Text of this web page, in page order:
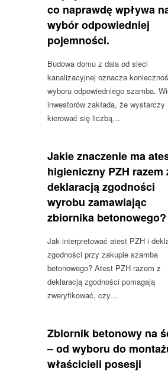
co naprawdę wpływa
wybór odpowiedniej
pojemności.
Budowa domu z dala od sieci
kanalizacyjnej oznacza
wyboru odpowiedniego szamba.
inwestorów zakłada, że wystarczy
kierować się liczbą…
Jakie znaczenie ma
higieniczny PZH razem
deklaracją zgodności
wyrobu zamawiając
zbiornika betonowego?
Jak interpretować atest PZH i
zgodności przy zakupie szamba
betonowego? Atest PZH razem z
deklaracją zgodności pomagają
zweryfikować, czy…
Zbiornik betonowy na
– od wyboru do
właścicieli posesji